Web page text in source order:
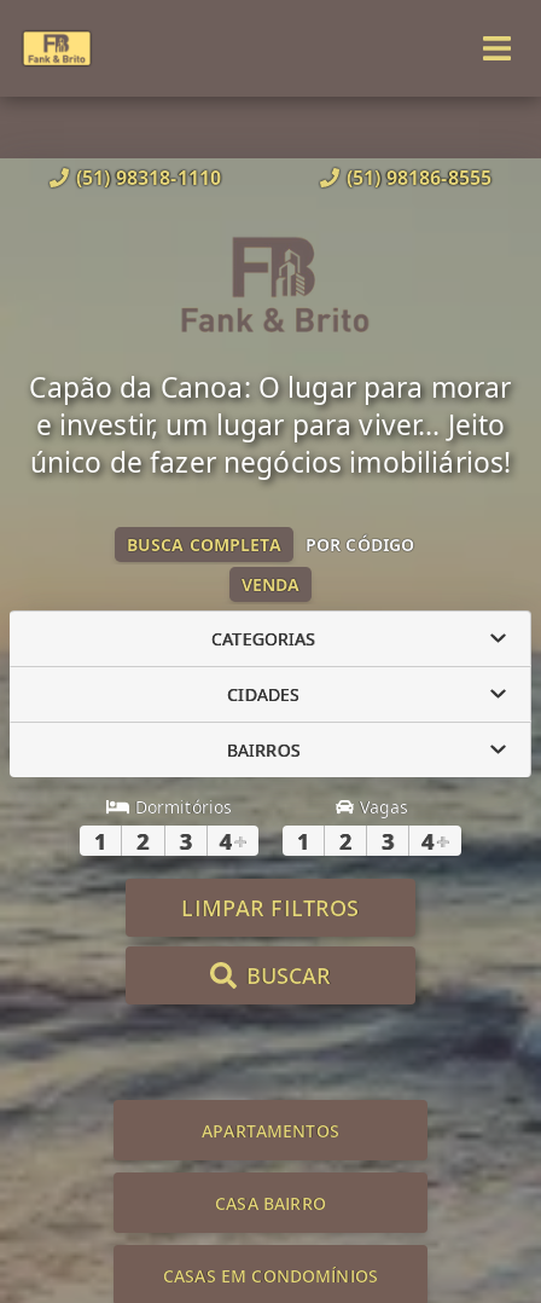
(51) 98318-1110 (51) 98186-8555
Capão da Canoa: O lugar para morar
e investir, um lugar para viver... Jeito
único de fazer negócios imobiliários!
VENDA
BUSCA COMPLETA POR CÓDIGO
CATEGORIAS
CIDADES
BAIRROS
Dormitórios
1 2 3 4+
Vagas
1 2 3 4+
LIMPAR FILTROS
BUSCAR
APARTAMENTOS
CASA BAIRRO
CASAS EM CONDOMÍNIOS